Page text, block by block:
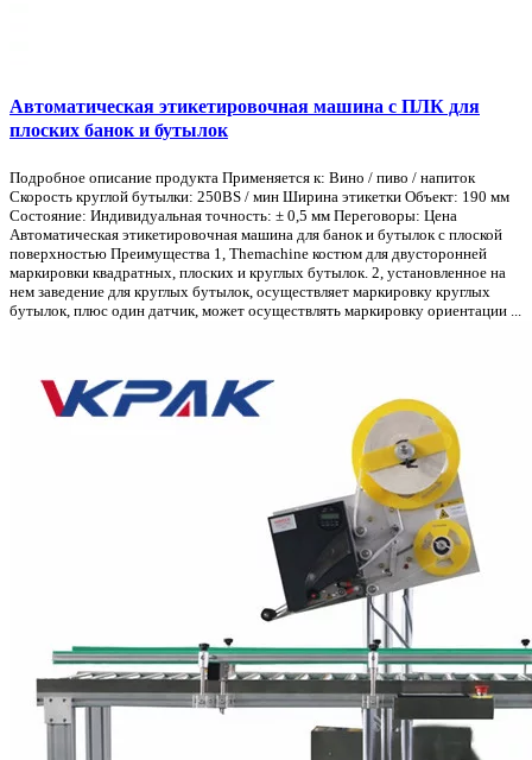
Автоматическая этикетировочная машина с ПЛК для
плоских банок и бутылок
Подробное описание продукта Применяется к: Вино / пиво / напиток
Скорость круглой бутылки: 250BS / мин Ширина этикетки Объект: 190 мм
Состояние: Индивидуальная точность: ± 0,5 мм Переговоры: Цена
Автоматическая этикетировочная машина для банок и бутылок с плоской
поверхностью Преимущества 1, Themachine костюм для двусторонней
маркировки квадратных, плоских и круглых бутылок. 2, установленное на
нем заведение для круглых бутылок, осуществляет маркировку круглых
бутылок, плюс один датчик, может осуществлять маркировку ориентации ...